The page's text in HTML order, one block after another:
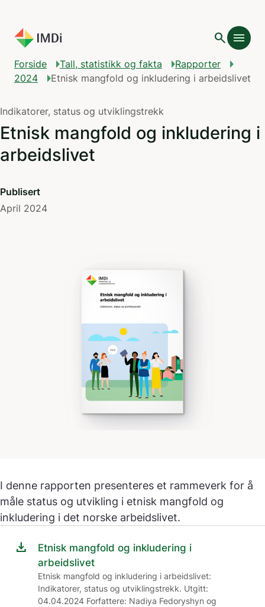
search menu
Forside Tall, statistikk og fakta
Rapporter
2024
Etnisk mangfold og inkludering i arbeidslivet
Indikatorer, status og utviklingstrekk
Etnisk mangfold og inkludering i
arbeidslivet
Publisert
April 2024
I denne rapporten presenteres et rammeverk for å
måle status og utvikling i etnisk mangfold og
inkludering i det norske arbeidslivet.
download
Etnisk mangfold og inkludering i
arbeidslivet
Etnisk mangfold og inkludering i arbeidslivet:
Indikatorer, status og utviklingstrekk. Utgitt:
04.04.2024 Forfattere: Nadiya Fedoryshyn og